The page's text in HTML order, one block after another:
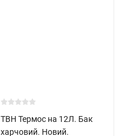
ТВН Термос на 12Л. Бак
харчовий. Новий.